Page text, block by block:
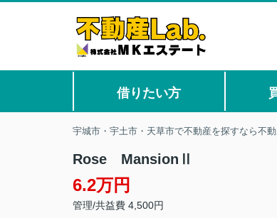
借りたい方
宇城市・宇土市・天草市で不動産を探すなら不
Rose MansionⅡ
6.2万円
管理/共益費 4,500円